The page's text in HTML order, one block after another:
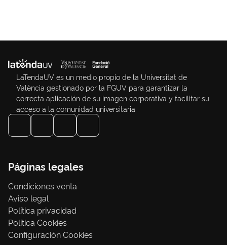
LaTendaUV es un medio propio de la Universitat de
València gestionado por la FGUV para garantizar la
correcta aplicación de su imagen corporativa y facilitar su
acceso a la comunidad universitaria
Páginas legales
Condiciones venta
Aviso legal
Política privacidad
Política Cookies
Configuración Cookies